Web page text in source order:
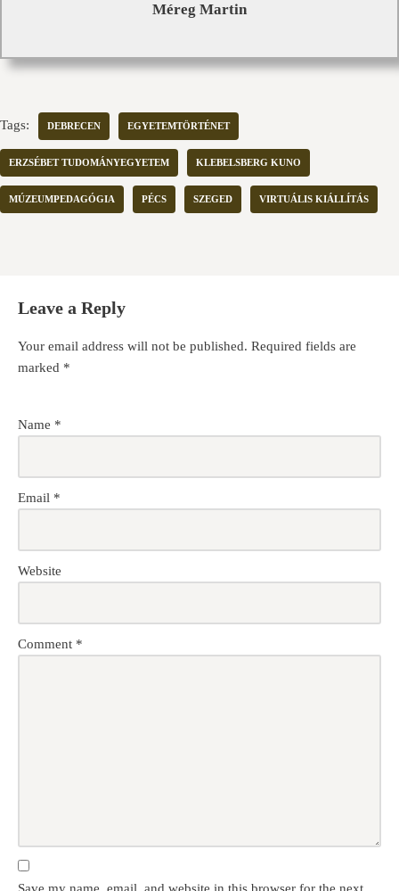
Méreg Martin
Tags: DEBRECEN EGYETEMTÖRTÉNET
ERZSÉBET TUDOMÁNYEGYETEM KLEBELSBERG KUNO
MÚZEUMPEDAGÓGIA PÉCS SZEGED VIRTUÁLIS KIÁLLÍTÁS
Leave a Reply
Your email address will not be published. Required fields are
marked *
Name *
Email *
Website
Comment *